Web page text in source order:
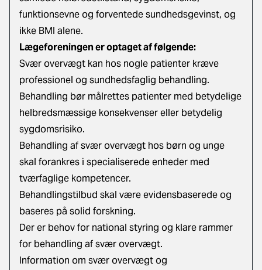
funktionsevne og forventede sundhedsgevinst, og
ikke BMI alene.
Lægeforeningen er optaget af følgende:
Svær overvægt kan hos nogle patienter kræve
professionel og sundhedsfaglig behandling.
Behandling bør målrettes patienter med betydelige
helbredsmæssige konsekvenser eller betydelig
sygdomsrisiko.
Behandling af svær overvægt hos børn og unge
skal forankres i specialiserede enheder med
tværfaglige kompetencer.
Behandlingstilbud skal være evidensbaserede og
baseres på solid forskning.
Der er behov for national styring og klare rammer
for behandling af svær overvægt.
Information om svær overvægt og